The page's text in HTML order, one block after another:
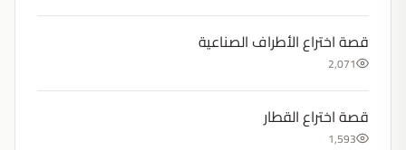
قصة اختراع الأطراف الصناعية
2,071
قصة اختراع القطار
1,593